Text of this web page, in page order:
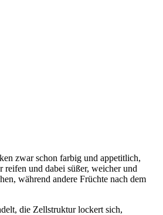
zwar schon farbig und appetitlich,
reifen und dabei süßer, weicher und
während andere Früchte nach dem
die Zellstruktur lockert sich,